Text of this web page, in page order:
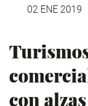
02 ENE 2019
con